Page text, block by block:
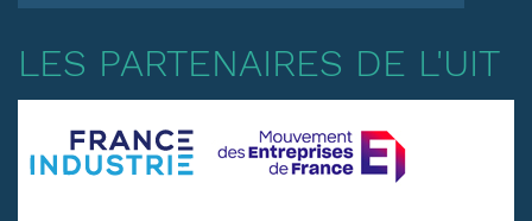
LES PARTENAIRES DE L'UIT